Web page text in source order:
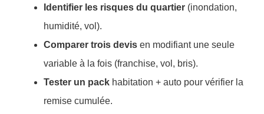
Identifier les risques du quartier (inondation,
humidité, vol).
Comparer trois devis en modifiant une seule
variable à la fois (franchise, vol, bris).
Tester un pack habitation + auto pour vérifier la
remise cumulée.